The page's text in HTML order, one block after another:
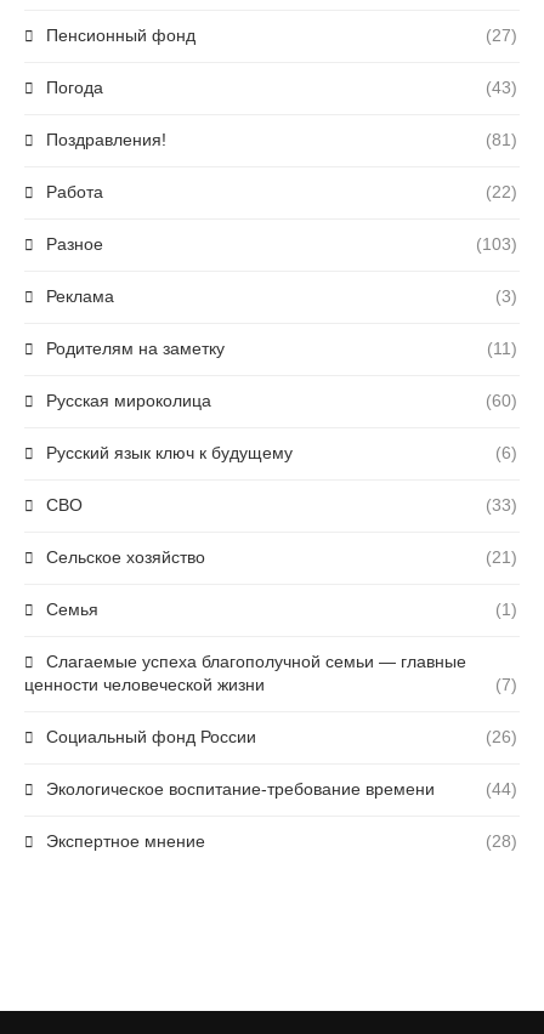
Пенсионный фонд (27)
Погода (43)
Поздравления! (81)
Работа (22)
Разное (103)
Реклама (3)
Родителям на заметку (11)
Русская мироколица (60)
Русский язык ключ к будущему (6)
СВО (33)
Сельское хозяйство (21)
Семья (1)
Слагаемые успеха благополучной семьи — главные
ценности человеческой жизни
(7)
Социальный фонд России (26)
Экологическое воспитание-требование времени (44)
Экспертное мнение (28)